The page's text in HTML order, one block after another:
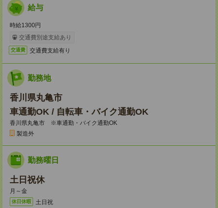
給与
時給1300円
交通費別途支給あり
交通費 交通費支給有り
勤務地
香川県丸亀市
車通勤OK / 自転車・バイク通勤OK
香川県丸亀市 ※車通勤・バイク通勤OK
製造外
勤務曜日
土日祝休
月～金
休日休暇 土日祝